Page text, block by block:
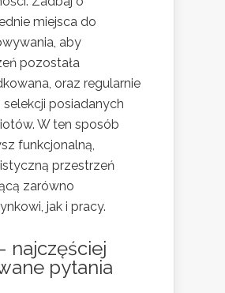
miejsca do
aby
pozostała
oraz regularnie
selekcji posiadanych
W ten sposób
funkcjonalną,
przestrzeń
zarówno
jak i pracy.
najczęściej
pytania